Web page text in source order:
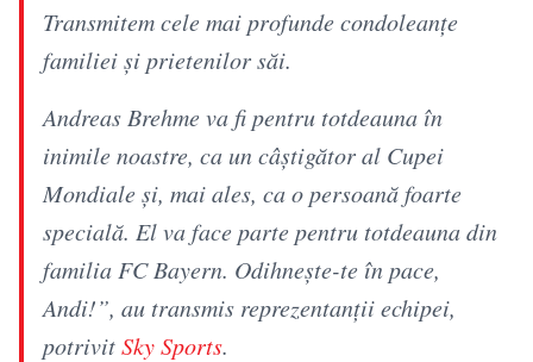
Transmitem cele mai profunde condoleanțe
familiei și prietenilor săi.
Andreas Brehme va fi pentru totdeauna în
inimile noastre, ca un câștigător al Cupei
Mondiale și, mai ales, ca o persoană foarte
specială. El va face parte pentru totdeauna din
familia FC Bayern. Odihnește-te în pace,
Andi!”, au transmis reprezentanții echipei,
potrivitSky Sports.